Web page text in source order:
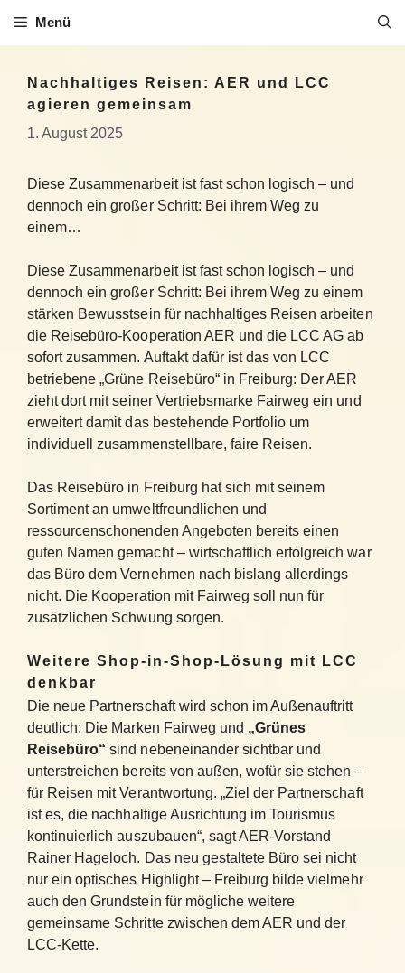
Inhalt
Menü
Nachhaltiges Reisen: AER und LCC
agieren gemeinsam
1. August 2025
Diese Zusammenarbeit ist fast schon logisch – und
dennoch ein großer Schritt: Bei ihrem Weg zu
einem…
Diese Zusammenarbeit ist fast schon logisch – und
dennoch ein großer Schritt: Bei ihrem Weg zu einem
stärken Bewusstsein für nachhaltiges Reisen arbeiten
die Reisebüro-Kooperation AER und die LCC AG ab
sofort zusammen. Auftakt dafür ist das von LCC
betriebene „Grüne Reisebüro“ in Freiburg: Der AER
zieht dort mit seiner Vertriebsmarke Fairweg ein und
erweitert damit das bestehende Portfolio um
individuell zusammenstellbare, faire Reisen.
Das Reisebüro in Freiburg hat sich mit seinem
Sortiment an umweltfreundlichen und
ressourcenschonenden Angeboten bereits einen
guten Namen gemacht – wirtschaftlich erfolgreich war
das Büro dem Vernehmen nach bislang allerdings
nicht. Die Kooperation mit Fairweg soll nun für
zusätzlichen Schwung sorgen.
Weitere Shop-in-Shop-Lösung mit LCC
denkbar
Die neue Partnerschaft wird schon im Außenauftritt
deutlich: Die Marken Fairweg und „Grünes
Reisebüro“ sind nebeneinander sichtbar und
unterstreichen bereits von außen, wofür sie stehen –
für Reisen mit Verantwortung. „Ziel der Partnerschaft
ist es, die nachhaltige Ausrichtung im Tourismus
kontinuierlich auszubauen“, sagt AER-Vorstand
Rainer Hageloch. Das neu gestaltete Büro sei nicht
nur ein optisches Highlight – Freiburg bilde vielmehr
auch den Grundstein für mögliche weitere
gemeinsame Schritte zwischen dem AER und der
LCC-Kette.